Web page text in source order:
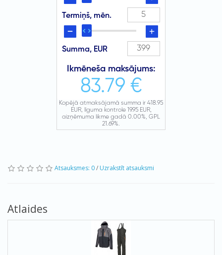
Atsauksmes: 0/ Uzrakstīt atsauksmi
Atlaides